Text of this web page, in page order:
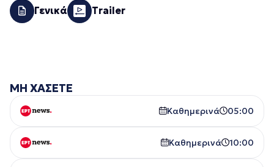
Γενικά Trailer
ΜΗ ΧΑΣΕΤΕ
Καθημερινά 05:00
Καθημερινά 10:00